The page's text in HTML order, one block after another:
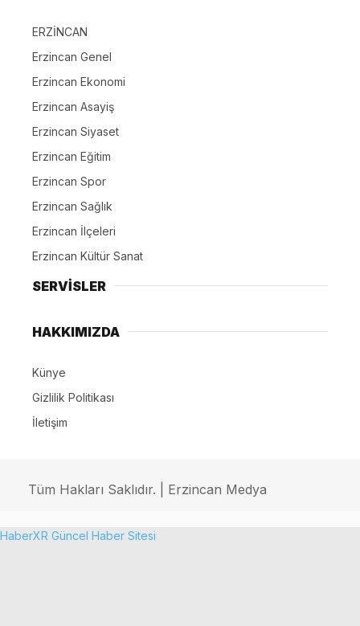
ERZİNCAN
Erzincan Genel
Erzincan Ekonomi
Erzincan Asayiş
Erzincan Siyaset
Erzincan Eğitim
Erzincan Spor
Erzincan Sağlık
Erzincan İlçeleri
Erzincan Kültür Sanat
SERVİSLER
HAKKIMIZDA
Künye
Gizlilik Politikası
İletişim
Tüm Hakları Saklıdır. | Erzincan Medya
HaberXR Güncel Haber Sitesi